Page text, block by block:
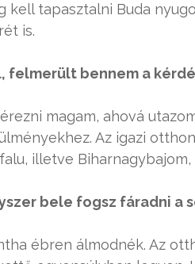
kell tapasztalni Buda
is.
bennem a
magam, ahová
Az igazi
illetve Biharnagybajom,
bele fogsz fáradni a
ébren álmodnék. Az